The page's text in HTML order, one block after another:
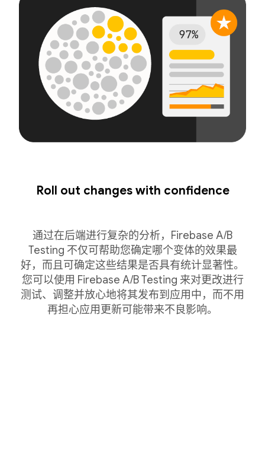
Roll out changes with confidence
通过在后端进行复杂的分析，Firebase A/B
Testing 不仅可帮助您确定哪个变体的效果最
好，而且可确定这些结果是否具有统计显著性。
您可以使用 Firebase A/B Testing 来对更改进行
测试、调整并放心地将其发布到应用中，而不用
再担心应用更新可能带来不良影响。